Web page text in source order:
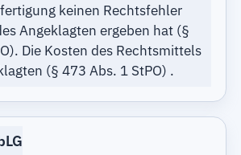
keinen Rechtsfehler
Angeklagten ergeben hat (§
Die Kosten des Rechtsmittels
(§ 473 Abs. 1 StPO) .